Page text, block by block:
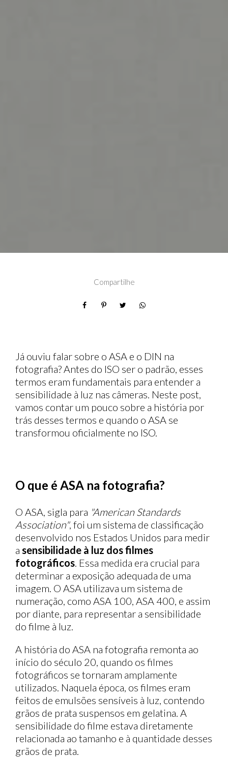
Compartilhe
Já ouviu falar sobre o ASA e o DIN na
fotografia? Antes do ISO ser o padrão, esses
termos eram fundamentais para entender a
sensibilidade à luz nas câmeras. Neste post,
vamos contar um pouco sobre a história por
trás desses termos e quando o ASA se
transformou oficialmente no ISO.
O que é ASA na fotografia?
O ASA, sigla para "American Standards
Association", foi um sistema de classificação
desenvolvido nos Estados Unidos para medir
a sensibilidade à luz dos filmes
fotográficos. Essa medida era crucial para
determinar a exposição adequada de uma
imagem. O ASA utilizava um sistema de
numeração, como ASA 100, ASA 400, e assim
por diante, para representar a sensibilidade
do filme à luz.
A história do ASA na fotografia remonta ao
início do século 20, quando os filmes
fotográficos se tornaram amplamente
utilizados. Naquela época, os filmes eram
feitos de emulsões sensíveis à luz, contendo
grãos de prata suspensos em gelatina. A
sensibilidade do filme estava diretamente
relacionada ao tamanho e à quantidade desses
grãos de prata.